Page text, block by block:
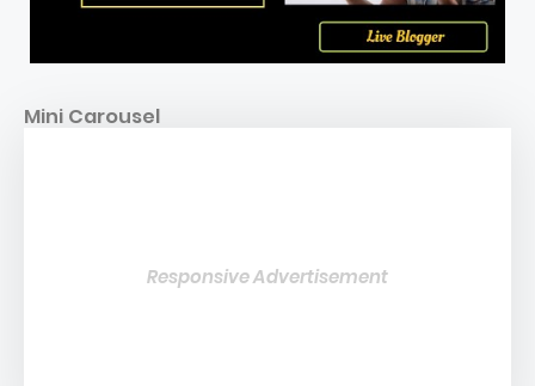
Mini Carousel
Responsive Advertisement